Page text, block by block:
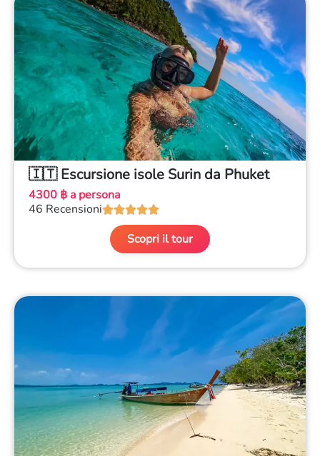
🇮🇹 Escursione isole Surin da Phuket
4300 ฿ a persona
46 Recensioni
Scopri il tour